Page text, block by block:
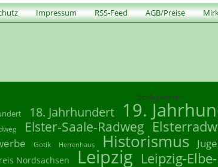
Impressum RSS-Feed AGB/Preise
Schlagwörter
18. Jahrhundert 19.
Elster-Saale-Radweg
Gotik Herrenhaus Historismus
Nordsachsen Leipzig Leipzig-